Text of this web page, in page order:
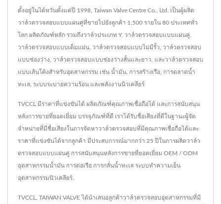
ตั้งอยู่ในไต้หวันตั้งแต่ปี 1998, Taiwan Valve Centre Co., Ltd. เป็นผู้ผลิต
วาล์วตรวจสอบแบบแผ่นคู่ที่ขายไปยังลูกค้า 1,500 รายใน 80 ประเทศทั่ว
โลก ผลิตภัณฑ์หลัก รวมถึงวาล์วประเภท Y, วาล์วตรวจสอบแบบแผ่นคู่,
วาล์วตรวจสอบแบบเต็มแผ่น, วาล์วตรวจสอบแบบไม่มีรั้ว, วาล์วตรวจสอบ
แบบช่องว่าง, วาล์วตรวจสอบแบบช่องว่างสั้นและยาว, และวาล์วตรวจสอบ
แบบเส้นโค้งสำหรับอุตสาหกรรม เช่น น้ำมัน, การสร้างเรือ, การตลาดน้ำ
ทะเล, ระบบระบายความร้อน และพลังงานนิวเคลียร์
TVCCL มีราคาที่แข่งขันได้ ผลิตภัณฑ์คุณภาพเชื่อถือได้ และการสนับสนุน
หลังการขายที่ยอดเยี่ยม บรรจุภัณฑ์ที่ดี เราได้รับชื่อเสียงที่ดีในฐานะผู้จัด
จำหน่ายที่มีชื่อเสียงในการจัดหาวาล์วตรวจสอบที่มีคุณภาพเชื่อถือได้และ
ราคาที่แข่งขันได้จากลูกค้า มีประสบการณ์มากกว่า 25 ปีในการผลิตวาล์ว
ตรวจสอบแบบแผ่นคู่ การสนับสนุนหลังการขายที่ยอดเยี่ยม OEM / ODM
อุตสาหกรรมน้ำมัน การต่อเรือ การกลั่นน้ำทะเล ระบบทำความเย็น
อุตสาหกรรมนิวเคลียร์.
TVCCL, TAIWAN VALVE ได้นำเสนอลูกค้าวาล์วตรวจสอบอุตสาหกรรมที่มี